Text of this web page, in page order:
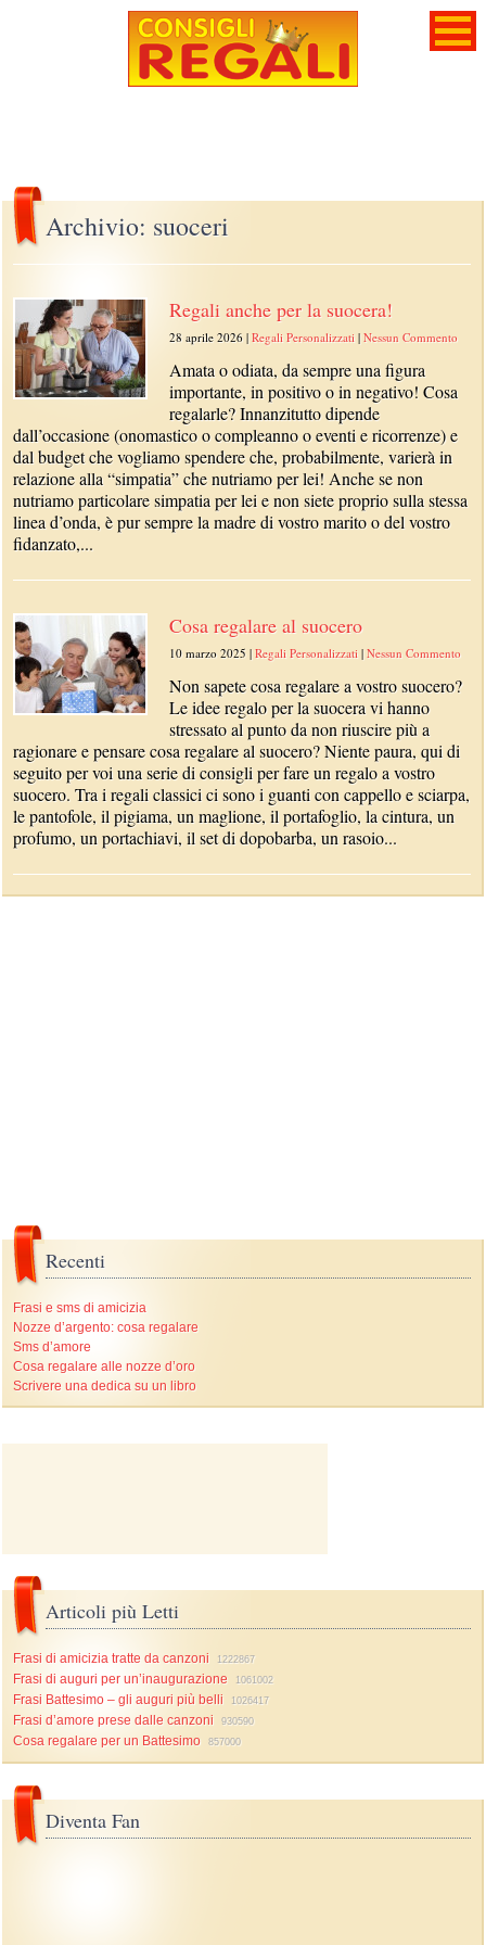
Archivio: suoceri
Regali anche per la suocera!
28 aprile 2026 |Regali Personalizzati |Nessun Commento
Amata o odiata, da sempre una figura
importante, in positivo o in negativo! Cosa
regalarle? Innanzitutto dipende
dall’occasione (onomastico o compleanno o eventi e ricorrenze) e
dal budget che vogliamo spendere che, probabilmente, varierà in
relazione alla “simpatia” che nutriamo per lei! Anche se non
nutriamo particolare simpatia per lei e non siete proprio sulla stessa
linea d’onda, è pur sempre la madre di vostro marito o del vostro
fidanzato,...
Cosa regalare al suocero
10 marzo 2025 |Regali Personalizzati |Nessun Commento
Non sapete cosa regalare a vostro suocero?
Le idee regalo per la suocera vi hanno
stressato al punto da non riuscire più a
ragionare e pensare cosa regalare al suocero? Niente paura, qui di
seguito per voi una serie di consigli per fare un regalo a vostro
suocero. Tra i regali classici ci sono i guanti con cappello e sciarpa,
le pantofole, il pigiama, un maglione, il portafoglio, la cintura, un
profumo, un portachiavi, il set di dopobarba, un rasoio...
Recenti
Frasi e sms di amicizia
Nozze d’argento: cosa regalare
Sms d’amore
Cosa regalare alle nozze d’oro
Scrivere una dedica su un libro
Articoli più Letti
Frasi di amicizia tratte da canzoni 1222867
Frasi di auguri per un’inaugurazione 1061002
Frasi Battesimo – gli auguri più belli 1026417
Frasi d’amore prese dalle canzoni 930590
Cosa regalare per un Battesimo 857000
Diventa Fan